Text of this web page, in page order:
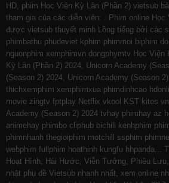
HD, phim Học Viện Kỳ Lân (Phần 2) vietsub
tham gia của các diễn viên: . Phim online Học
được vietsub thuyết minh Lồng tiếng bởi các
phimbathu phudeviet kphim phimmoi biphim
nguonphim xemphimvn dongphymtv Học Viện
Kỳ Lân (Phần 2) 2024, Unicorn Academy
(Season 2) 2024, Unicorn Academy (Season
thichxemphim xemphimxua phimdinhcao
movie zingtv fptplay Netflix vkool KST kites vn
Academy (Season 2) 2024 tvhay phimhay az
animehay phimbo cliphub bichill kenhphim
phimnhanh thegioiphim motchill ssphim
webphim fullphim hoathinh kungfu hhpanda ...
Hoạt Hình, Hài Hước, Viễn Tưởng, Phiêu
nhật phụ đề Vietsub nhanh nhất, xem online